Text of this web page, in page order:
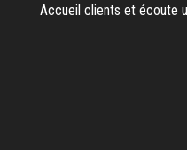
Accueil clients et écoute